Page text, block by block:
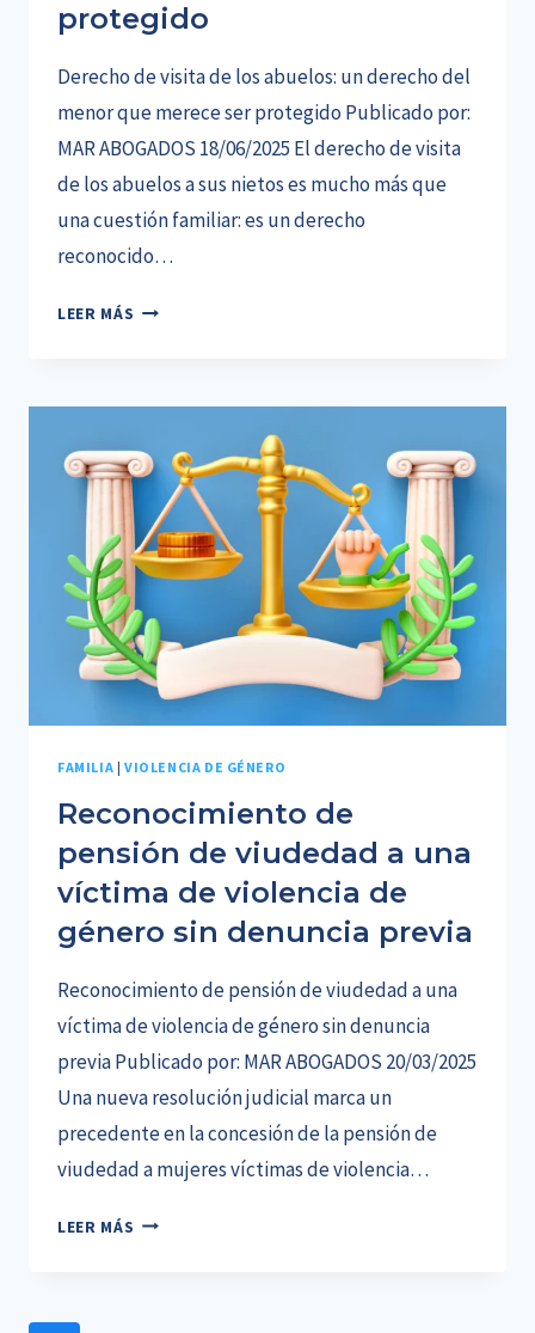
protegido
Derecho de visita de los abuelos: un derecho del
menor que merece ser protegido Publicado por:
MAR ABOGADOS 18/06/2025 El derecho de visita
de los abuelos a sus nietos es mucho más que
una cuestión familiar: es un derecho
reconocido…
LEER MÁS DERECHO
ABUELOS:
UN
DERECHO
DEL
MENOR
MERECE
SER
PROTEGIDO
FAMILIA | VIOLENCIA DE GÉNERO
Reconocimiento de
pensión de viudedad a una
víctima de violencia de
género sin denuncia previa
Reconocimiento de pensión de viudedad a una
víctima de violencia de género sin denuncia
previa Publicado por: MAR ABOGADOS 20/03/2025
Una nueva resolución judicial marca un
precedente en la concesión de la pensión de
viudedad a mujeres víctimas de violencia…
LEER MÁS RECONOCIMIENTO